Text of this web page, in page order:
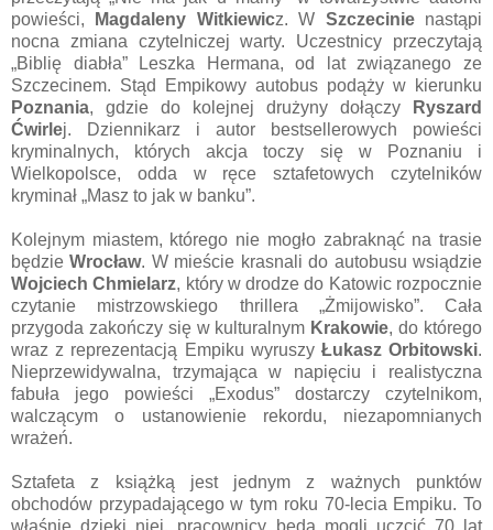
powieści,
Magdaleny Witkiewicz. W Szczecinie nastąpi
nocna zmiana czytelniczej warty. Uczestnicy przeczytają
„Biblię diabła” Leszka Hermana, od lat związanego ze
Szczecinem. Stąd Empikowy autobus podąży w kierunku
Poznania, gdzie do kolejnej drużyny dołączy
Ryszard
Ćwirlej. Dziennikarz i autor bestsellerowych powieści
kryminalnych, których akcja toczy się w Poznaniu i
Wielkopolsce, odda w ręce sztafetowych czytelników
kryminał „Masz to jak w banku”.
Kolejnym miastem, którego nie mogło zabraknąć na trasie
będzieWrocław. W mieście krasnali do autobusu wsiądzie
Wojciech Chmielarz, który w drodze do Katowic rozpocznie
czytanie mistrzowskiego thrillera „Żmijowisko”. Cała
przygoda zakończy się w kulturalnym Krakowie, do którego
wraz z reprezentacją Empiku wyruszy Łukasz Orbitowski.
Nieprzewidywalna, trzymająca w napięciu i realistyczna
fabuła jego powieści „Exodus” dostarczy czytelnikom,
walczącym o ustanowienie rekordu, niezapomnianych
wrażeń.
Sztafeta z książką jest jednym z ważnych punktów
obchodów przypadającego w tym roku 70-lecia Empiku. To